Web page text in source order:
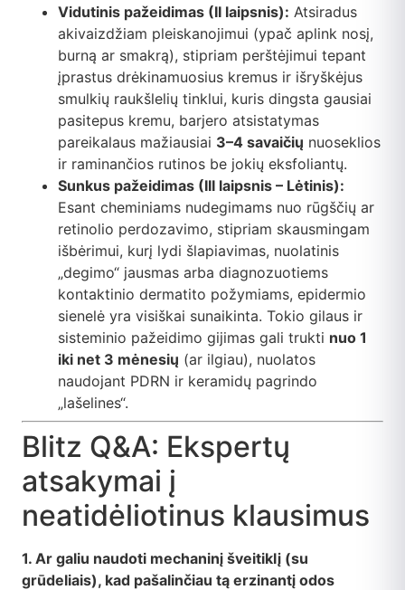
Vidutinis pažeidimas (II laipsnis): Atsiradus
akivaizdžiam pleiskanojimui (ypač aplink nosį,
burną ar smakrą), stipriam perštėjimui tepant
įprastus drėkinamuosius kremus ir išryškėjus
smulkių raukšlelių tinklui, kuris dingsta gausiai
pasitepus kremu, barjero atsistatymas
pareikalaus mažiausiai 3–4 savaičių nuoseklios
ir raminančios rutinos be jokių eksfoliantų.
Sunkus pažeidimas (III laipsnis – Lėtinis):
Esant cheminiams nudegimams nuo rūgščių ar
retinolio perdozavimo, stipriam skausmingam
išbėrimui, kurį lydi šlapiavimas, nuolatinis
„degimo“ jausmas arba diagnozuotiems
kontaktinio dermatito požymiams, epidermio
sienelė yra visiškai sunaikinta. Tokio gilaus ir
sisteminio pažeidimo gijimas gali trukti nuo 1
iki net 3 mėnesių (ar ilgiau), nuolatos
naudojant PDRN ir keramidų pagrindo
„lašelines“.
Blitz Q&A: Ekspertų
atsakymai į
neatidėliotinus klausimus
1. Ar galiu naudoti mechaninį šveitiklį (su
grūdeliais), kad pašalinčiau tą erzinantį odos